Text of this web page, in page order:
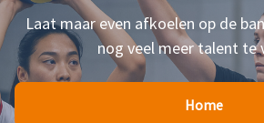
Laat maar even afkoelen op de
nog veel meer talent te
Home